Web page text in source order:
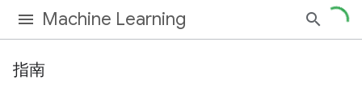
Machine Learning
指南